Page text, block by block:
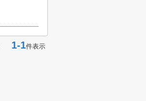
1-1件表示